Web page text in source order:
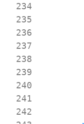
234
235
236
237
238
239
240
241
242